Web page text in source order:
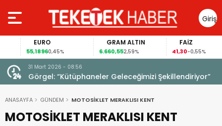
Giriş
Yap
EURO
55,18960,45%
GRAM ALTIN
6.660,552,59%
FAİZ
41,30-0,55%
31 Mart 2026 - 08:56
Görgel: “Kütüphaneler Geleceğimizi Şekillendiriyor”
ANASAYFA GÜNDEM MOTOSİKLET MERAKLISI KENT
MOTOSİKLET MERAKLISI KENT